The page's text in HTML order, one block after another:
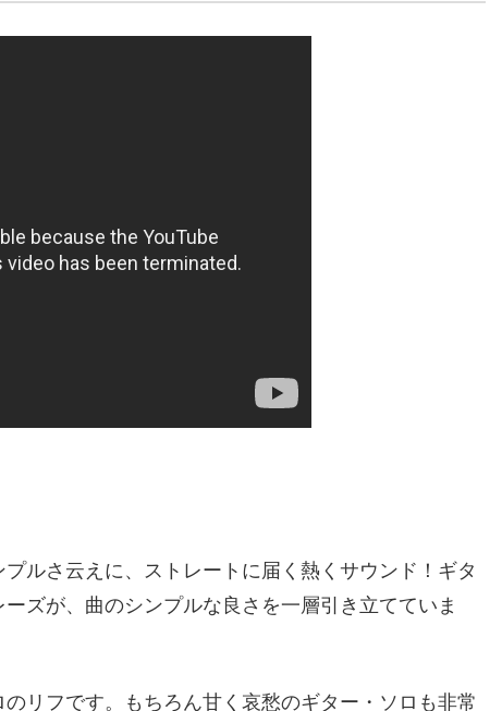
ルさ云えに、ストレートに届く熱くサウンド！ギタ
ズが、曲のシンプルな良さを一層引き立てていま
リフです。もちろん甘く哀愁のギター・ソロも非常